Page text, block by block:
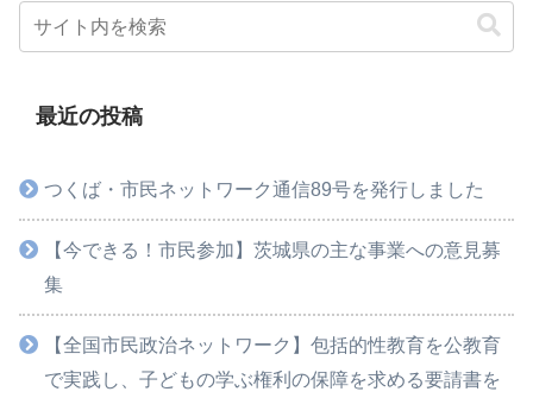
最近の投稿
つくば・市民ネットワーク通信89号を発行しました
【今できる！市民参加】茨城県の主な事業への意見募
集
【全国市民政治ネットワーク】包括的性教育を公教育
で実践し、子どもの学ぶ権利の保障を求める要請書を